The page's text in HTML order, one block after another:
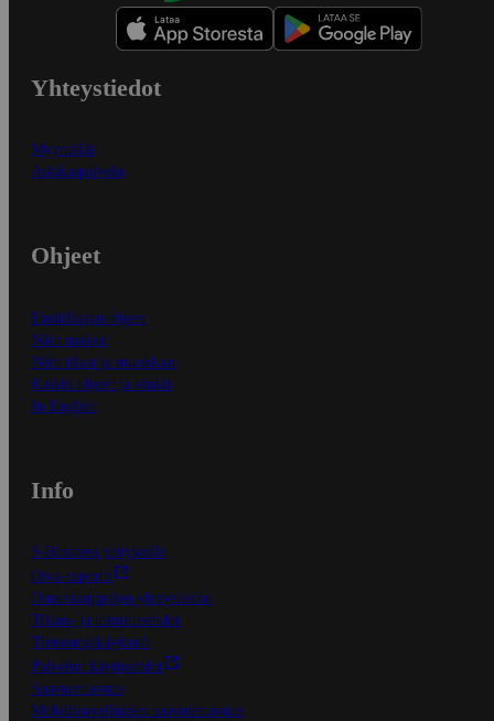
Yhteystiedot
Myymälät
Asiakaspalvelu
Ohjeet
Ensitilaajan ohjeet
Näin maksat
Näin tilaat ja muokkaat
Kaikki ohjeet ja vinkit
In English
Info
S-Business yrityksille
Oiva-raportit
Osuuskauppojen yhteystiedot
Tilaus- ja toimitusehdot
Tietosuojakäytäntö
Palvelun käyttöehdot
Saavutettavuus
Mobiilisovelluksen saavutettavuus